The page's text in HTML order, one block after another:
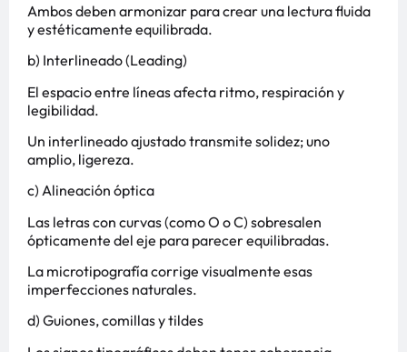
Ambos deben armonizar para crear una lectura fluida
y estéticamente equilibrada.
b) Interlineado (Leading)
El espacio entre líneas afecta ritmo, respiración y
legibilidad.
Un interlineado ajustado transmite solidez; uno
amplio, ligereza.
c) Alineación óptica
Las letras con curvas (como O o C) sobresalen
ópticamente del eje para parecer equilibradas.
La microtipografía corrige visualmente esas
imperfecciones naturales.
d) Guiones, comillas y tildes